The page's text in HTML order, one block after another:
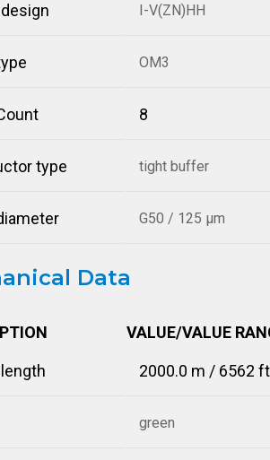
I-V(ZN)HH
OM3
8
type tight buffer
G50 / 125 µm
Data
VALUE/VALUE
2000.0 m / 6562 ft
green